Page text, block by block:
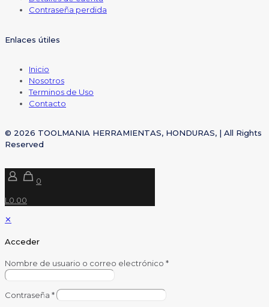
Contraseña perdida
Enlaces útiles
Inicio
Nosotros
Terminos de Uso
Contacto
© 2026 TOOLMANIA HERRAMIENTAS, HONDURAS, | All Rights
Reserved
0
L0.00
✕
Acceder
Nombre de usuario o correo electrónico *
Contraseña *